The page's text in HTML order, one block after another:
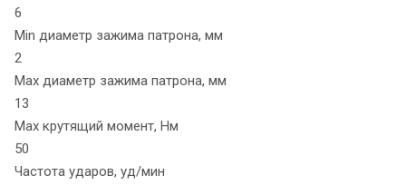
6
Min диаметр зажима патрона, мм
2
Max диаметр зажима патрона, мм
13
Max крутящий момент, Нм
50
Частота ударов, уд/мин